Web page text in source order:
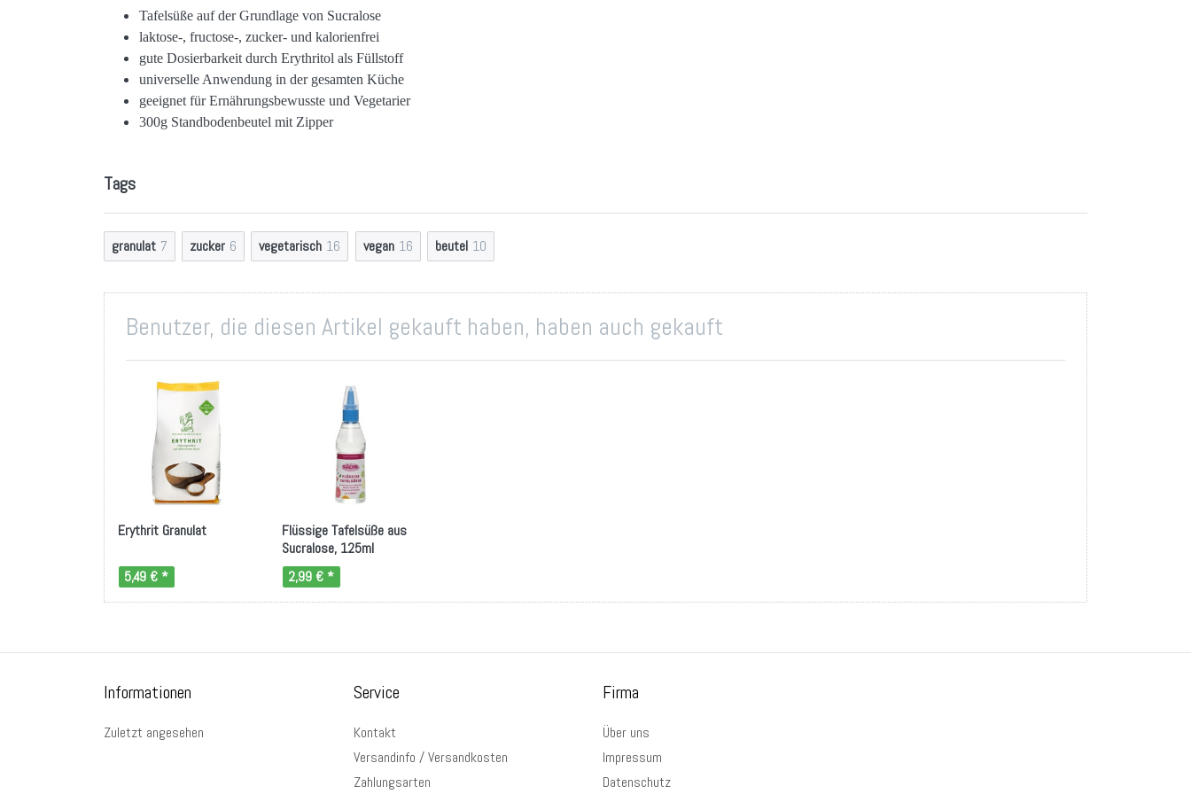
Tafelsüße auf der Grundlage von Sucralose
laktose-, fructose-, zucker- und kalorienfrei
gute Dosierbarkeit durch Erythritol als Füllstoff
universelle Anwendung in der gesamten Küche
geeignet für Ernährungsbewusste und Vegetarier
300g Standbodenbeutel mit Zipper
Tags
granulat 7 zucker 6 vegetarisch 16 vegan 16 beutel 10
Benutzer, die diesen Artikel gekauft haben, haben auch gekauft
Erythrit Granulat
5,49 € *
Flüssige Tafelsüße aus
Sucralose, 125ml
2,99 € *
Informationen
Zuletzt angesehen
Service
Kontakt
Versandinfo / Versandkosten
Zahlungsarten
Firma
Über uns
Impressum
Datenschutz